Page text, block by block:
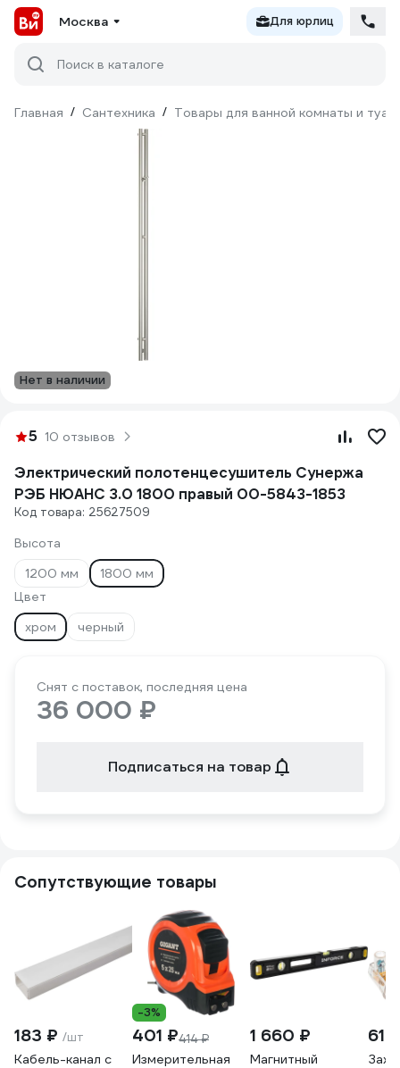
Москва Для юрлиц
Поиск в каталоге
Главная / Сантехника / Товары для ванной комнаты и
Нет в наличии
5 10 отзывов
Электрический полотенцесушитель Сунержа
РЭБ НЮАНС 3.0 1800 правый 00-5843-1853
Код товара: 25627509
Высота
1200 мм
1800 мм
Цвет
хром
черный
Снят с поставок, последняя цена
36 000 ₽
Подписаться на товар
Сопутствующие товары
183 ₽ /шт
Кабель-канал с
-3%
401 ₽414 ₽
Измерительная
1 660 ₽
Магнитный
61 ₽